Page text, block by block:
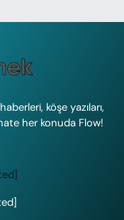
köşe yazıları,
her konuda Flow!